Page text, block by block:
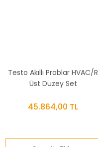
Testo Akıllı Problar HVAC/R
Üst Düzey Set
45.864,00 TL